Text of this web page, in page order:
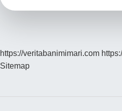
https://veritabanimimari.com
Sitemap